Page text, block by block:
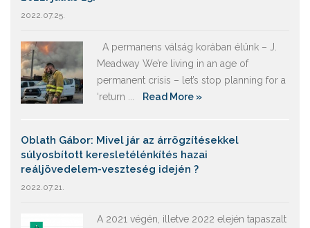
2022.07.25.
A permanens válság korában élünk – J.
Meadway We’re living in an age of
permanent crisis – let’s stop planning for a
‘return ...
Read More »
Oblath Gábor: Mivel jár az árrögzítésekkel
súlyosbított keresletélénkítés hazai
reáljövedelem-veszteség idején ?
2022.07.21.
A 2021 végén, illetve 2022 elején tapaszalt